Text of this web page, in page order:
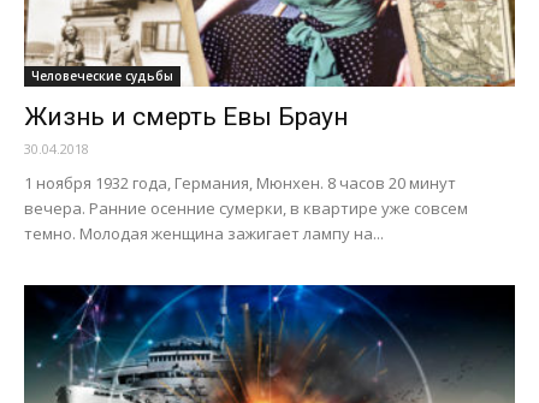
Человеческие судьбы
Жизнь и смерть Евы Браун
30.04.2018
1 ноября 1932 года, Германия, Мюнхен. 8 часов 20 минут
вечера. Ранние осенние сумерки, в квартире уже совсем
темно. Молодая женщина зажигает лампу на...